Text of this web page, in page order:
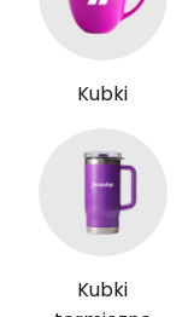
Kubki
Kubki